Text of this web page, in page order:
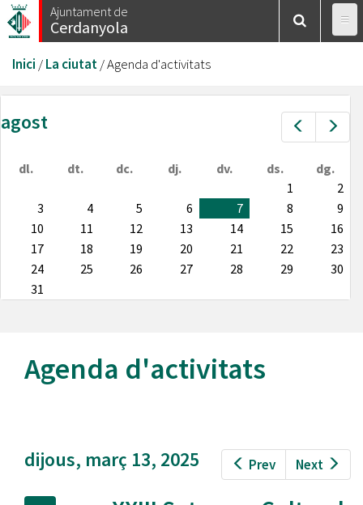
Vés
al
Ajuntament de
Cerdanyola
Esteu
aquí
Inici /La ciutat/Agenda d'activitats
Prev
agost
dl. dt. dc. dj. dv. ds.
dg.
1
2
3
4 5 6 7 8
9
10
11 12 13 14 15
16
17
18 19 20 21 22
23
24
25 26 27 28 29
30
31
Agenda d'activitats
Prev Next
dijous, març 13, 2025